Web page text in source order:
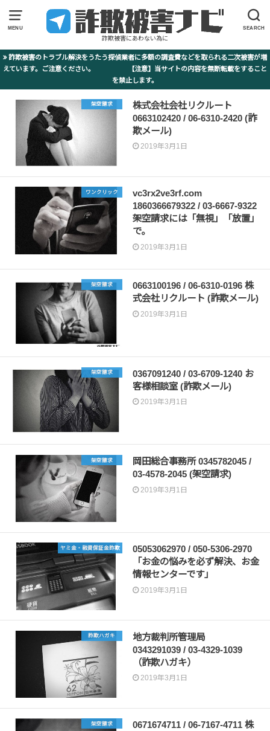
MENU SEARCH
詐欺被害にあわない為に
詐欺被害のトラブル解決をうたう探偵業者に多額の調査費などを取られる二次被害が増
えています。ご注意ください。 【注意】当サイトの内容を無断転載をすること
を禁止します。
架空請求
株式会社会社リクルート
0663102420 / 06-6310-2420 (詐
欺メール)
2019年3月1日
ワンクリック
vc3rx2ve3rf.com
1860366679322 / 03-6667-9322‬
架空請求には「無視」「放置」
で。
2019年3月1日
架空請求
0663100196 / 06-6310-0196 株
式会社リクルート (詐欺メール)
2019年3月1日
架空請求
0367091240 / 03-6709-1240 お
客様相談室 (詐欺メール)
2019年3月1日
架空請求
岡田総合事務所 0345782045 /
03-4578-2045 (架空請求)
2019年3月1日
ヤミ金・融資保証金詐欺
05053062970 / 050-5306-2970
「お金の悩みを必ず解決、お金
情報センターです」
2019年3月1日
詐欺ハガキ
地方裁判所管理局
0343291039 / 03-4329-1039
（詐欺ハガキ）
2019年3月1日
架空請求
0671674711 / 06-7167-4711 株